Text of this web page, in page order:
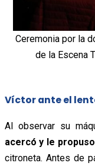
Ceremonia por la
de la Escena
Víctor ante el
Al observar su
acercó y le
citroneta. Antes de